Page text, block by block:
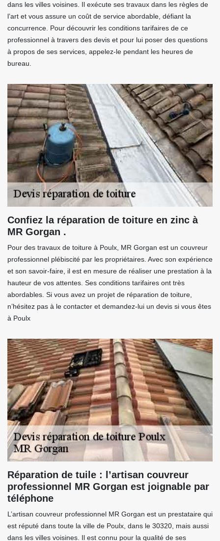
dans les villes voisines. Il exécute ses travaux dans les règles de
l’art et vous assure un coût de service abordable, défiant la
concurrence. Pour découvrir les conditions tarifaires de ce
professionnel à travers des devis et pour lui poser des questions
à propos de ses services, appelez-le pendant les heures de
bureau.
Confiez la réparation de toiture en zinc à
MR Gorgan .
Pour des travaux de toiture à Poulx, MR Gorgan est un couvreur
professionnel plébiscité par les propriétaires. Avec son expérience
et son savoir-faire, il est en mesure de réaliser une prestation à la
hauteur de vos attentes. Ses conditions tarifaires ont très
abordables. Si vous avez un projet de réparation de toiture,
n’hésitez pas à le contacter et demandez-lui un devis si vous êtes
à Poulx
Réparation de tuile : l’artisan couvreur
professionnel MR Gorgan est joignable par
téléphone
L’artisan couvreur professionnel MR Gorgan est un prestataire qui
est réputé dans toute la ville de Poulx, dans le 30320, mais aussi
dans les villes voisines. Il est connu pour la qualité de ses